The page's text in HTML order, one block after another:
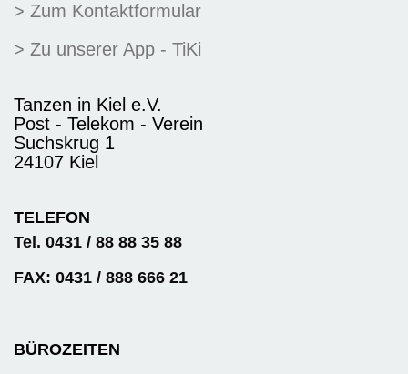
> Zum Kontaktformular
> Zu unserer App - TiKi
Tanzen in Kiel e.V.
Post - Telekom - Verein
Suchskrug 1
24107 Kiel
TELEFON
Tel. 0431 / 88 88 35 88
FAX: 0431 / 888 666 21
BÜROZEITEN